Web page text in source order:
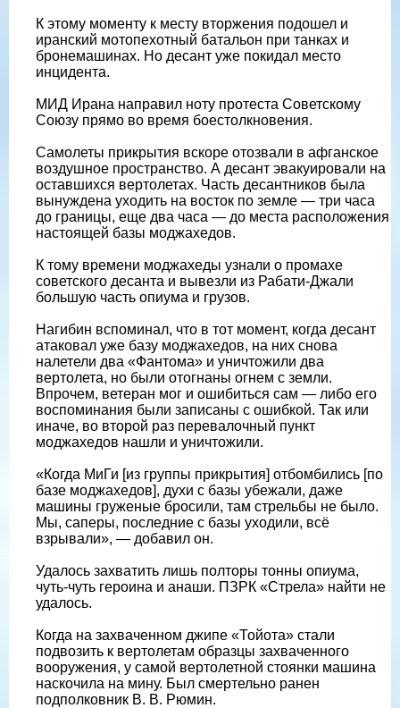
К этому моменту к месту вторжения подошел и
иранский мотопехотный батальон при танках и
бронемашинах. Но десант уже покидал место
инцидента.
МИД Ирана направил ноту протеста Советскому
Союзу прямо во время боестолкновения.
Самолеты прикрытия вскоре отозвали в афганское
воздушное пространство. А десант эвакуировали на
оставшихся вертолетах. Часть десантников была
вынуждена уходить на восток по земле — три часа
до границы, еще два часа — до места расположения
настоящей базы моджахедов.
К тому времени моджахеды узнали о промахе
советского десанта и вывезли из Рабати-Джали
большую часть опиума и грузов.
Нагибин вспоминал, что в тот момент, когда десант
атаковал уже базу моджахедов, на них снова
налетели два «Фантома» и уничтожили два
вертолета, но были отогнаны огнем с земли.
Впрочем, ветеран мог и ошибиться сам — либо его
воспоминания были записаны с ошибкой. Так или
иначе, во второй раз перевалочный пункт
моджахедов нашли и уничтожили.
«Когда МиГи [из группы прикрытия] отбомбились [по
базе моджахедов], духи с базы убежали, даже
машины груженые бросили, там стрельбы не было.
Мы, саперы, последние с базы уходили, всё
взрывали», — добавил он.
Удалось захватить лишь полторы тонны опиума,
чуть-чуть героина и анаши. ПЗРК «Стрела» найти не
удалось.
Когда на захваченном джипе «Тойота» стали
подвозить к вертолетам образцы захваченного
вооружения, у самой вертолетной стоянки машина
наскочила на мину. Был смертельно ранен
подполковник В. В. Рюмин.